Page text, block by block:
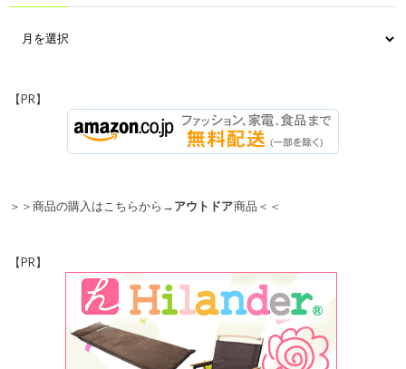
【PR】
＞＞商品の購入はこちらから→アウトドア商品＜＜
【PR】